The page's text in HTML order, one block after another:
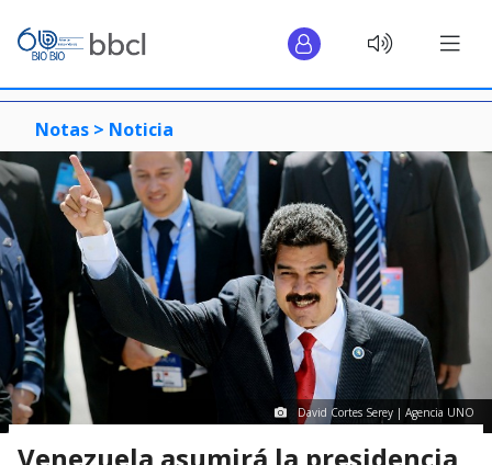
Notas > Noticia
David Cortes Serey | Agencia UNO
Venezuela asumirá la presidencia